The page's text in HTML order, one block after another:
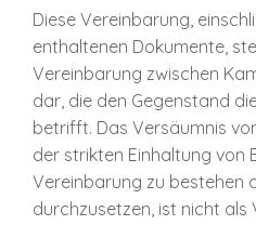
Diese Vereinbarung,
enthaltenen Dokumente,
Vereinbarung zwischen
dar, die den Gegenstand
betrifft. Das Versäumnis
der strikten Einhaltung von
Vereinbarung zu bestehen
durchzusetzen, ist nicht als